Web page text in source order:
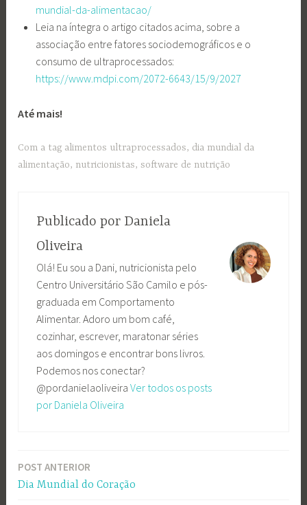
mundial-da-alimentacao/
Leia na íntegra o artigo citados acima, sobre a
associação entre fatores sociodemográficos e o
consumo de ultraprocessados:
https://www.mdpi.com/2072-6643/15/9/2027
Até mais!
Com a tag alimentos ultraprocessados, dia mundial da
alimentação, nutricionistas,software de nutrição
Publicado por Daniela
Oliveira
Olá! Eu sou a Dani, nutricionista pelo
Centro Universitário São Camilo e pós-
graduada em Comportamento
Alimentar. Adoro um bom café,
cozinhar, escrever, maratonar séries
aos domingos e encontrar bons livros.
Podemos nos conectar?
@pordanielaoliveira Ver todos os posts
por Daniela Oliveira
Navegação
POST ANTERIOR
Dia Mundial do Coração